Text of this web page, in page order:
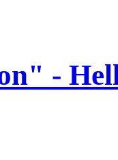
-